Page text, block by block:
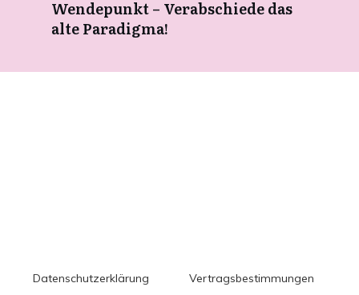
Wendepunkt – Verabschiede das
alte Paradigma!
Datenschutzerklärung Vertragsbestimmungen